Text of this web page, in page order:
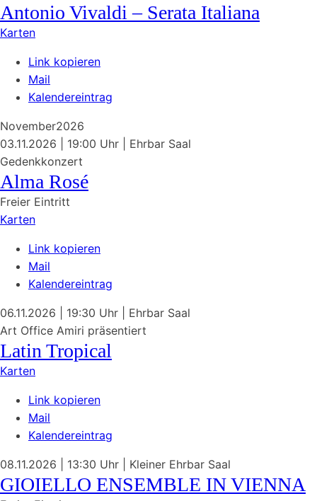
Antonio Vivaldi – Serata Italiana
Karten
Link kopieren
Mail
Kalendereintrag
November2026
03.11.2026
| 19:00 Uhr
Ehrbar Saal
Gedenkkonzert
Alma Rosé
Freier Eintritt
Karten
Link kopieren
Mail
Kalendereintrag
06.11.2026 | 19:30 Uhr
Ehrbar Saal
Art Office Amiri präsentiert
Latin Tropical
Karten
Link kopieren
Mail
Kalendereintrag
08.11.2026 | 13:30 Uhr Kleiner Ehrbar Saal
GIOIELLO ENSEMBLE IN VIENNA